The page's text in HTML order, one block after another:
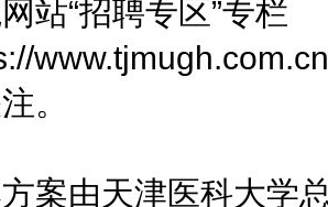
站“招聘专区”专栏
。
由天津医科大学总